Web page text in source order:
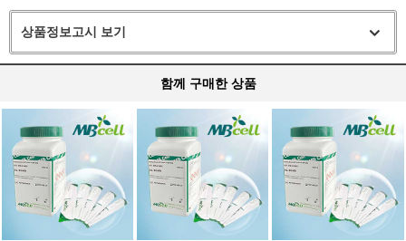
상품정보고시 보기
함께 구매한 상품